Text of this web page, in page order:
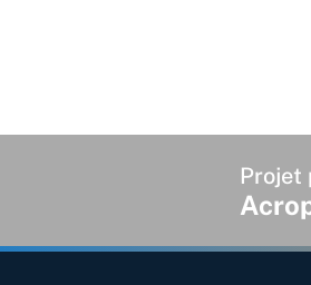
Projet